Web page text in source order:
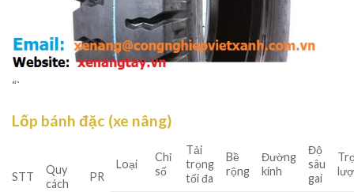
“`
Lốp bánh đặc (xe nâng)
STT
Quy
cách
PR
Loại
Chỉ
số
Tải
trọng
tối đa
Bề
rộng
Đường
kính
Độ
sâu
gai